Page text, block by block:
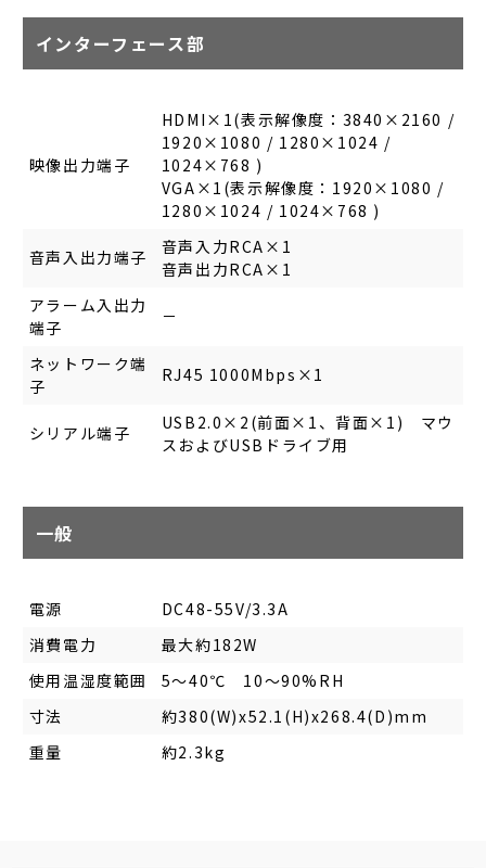
インターフェース部
映像出力端子
HDMI×1(表示解像度：3840×2160 /
1920×1080 / 1280×1024 /
1024×768 )
VGA×1(表示解像度：1920×1080 /
1280×1024 / 1024×768 )
音声入出力端子
音声入力RCA×1
音声出力RCA×1
アラーム入出力
端子
－
ネットワーク端
子
RJ45 1000Mbps×1
シリアル端子
USB2.0×2(前面×1、背面×1) マウ
スおよびUSBドライブ用
一般
電源
DC48-55V/3.3A
消費電力
最大約182W
使用温湿度範囲
5～40℃ 10～90%RH
寸法
約380(W)x52.1(H)x268.4(D)mm
重量
約2.3kg